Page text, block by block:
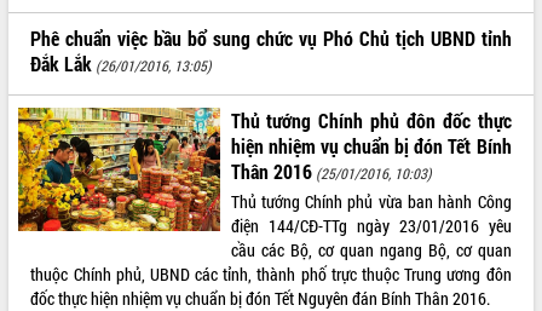
Phê chuẩn việc bầu bổ sung chức vụ Phó Chủ tịch UBND tỉnh
Đắk Lắk (26/01/2016, 13:05)
Thủ tướng Chính phủ đôn đốc thực
hiện nhiệm vụ chuẩn bị đón Tết Bính
Thân 2016 (25/01/2016, 10:03)
Thủ tướng Chính phủ vừa ban hành Công
điện 144/CĐ-TTg ngày 23/01/2016 yêu
cầu các Bộ, cơ quan ngang Bộ, cơ quan
thuộc Chính phủ, UBND các tỉnh, thành phố trực thuộc Trung ương đôn
đốc thực hiện nhiệm vụ chuẩn bị đón Tết Nguyên đán Bính Thân 2016.